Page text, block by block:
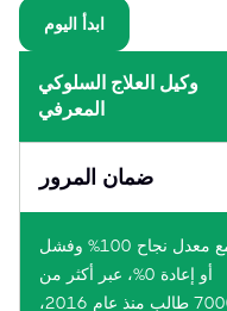
ابدأ اليوم
وكيل العلاج السلوكي
المعرفي
ضمان المرور
مع معدل نجاح 100% وفشل
أو إعادة 0%، عبر أكثر من
7000 طالب منذ عام 2016،